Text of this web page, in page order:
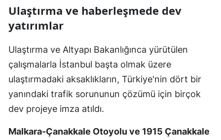
Ulaştırma ve haberleşmede dev
yatırımlar
Ulaştırma ve Altyapı Bakanlığınca yürütülen
çalışmalarla İstanbul başta olmak üzere
ulaştırmadaki aksaklıkların, Türkiye'nin dört bir
yanındaki trafik sorununun çözümü için birçok
dev projeye imza atıldı.
Malkara-Çanakkale Otoyolu ve 1915 Çanakkale